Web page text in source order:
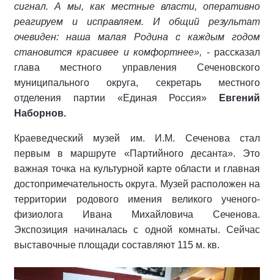
сигнал. А мы, как местные власти, оперативно
реагируем и исправляем. И общий результат
очевиден: наша малая Родина с каждым годом
становится красивее и комфортнее», - рассказал
глава местного управления Сеченовского
муниципального округа, секретарь местного
отделения партии «Единая Россия»
Евгений
Наборнов.
Краеведческий музей им. И.М. Сеченова стал
первым в маршруте «Партийного десанта». Это
важная точка на культурной карте области и главная
достопримечательность округа. Музей расположен на
территории родового имения великого ученого-
физиолога Ивана Михайловича Сеченова.
Экспозиция начиналась с одной комнаты. Сейчас
выставочные площади составляют 115 м. кв.